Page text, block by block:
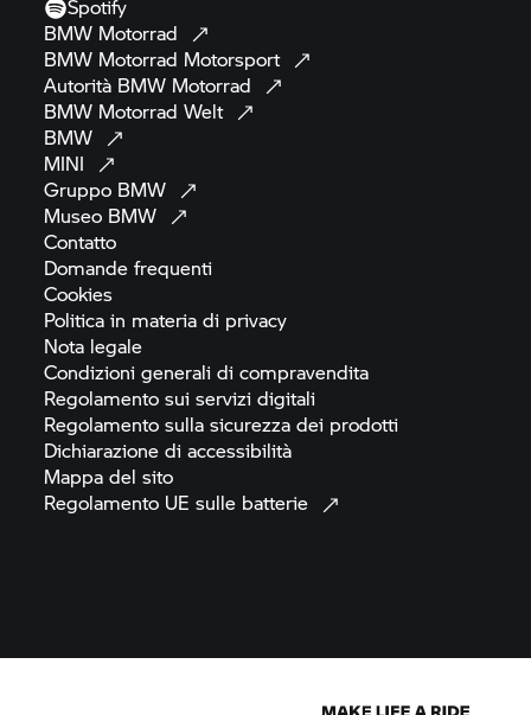
Spotify
BMW Motorrad
BMW Motorrad Motorsport
Autorità BMW Motorrad
BMW Motorrad Welt
BMW
MINI
Gruppo BMW
Museo BMW
Contatto
Domandefrequenti
Cookies
Politica in materia di privacy
Nota legale
Condizioni generali dicompravendita
Regolamento sui servizidigitali
Regolamento sulla sicurezza dei prodotti
Dichiarazione diaccessibilità
Mappa delsito
Regolamento UE sulle batterie